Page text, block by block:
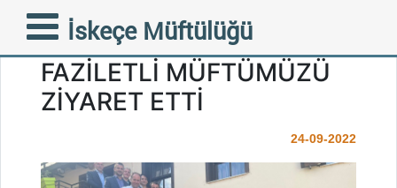
İskeçe Müftülüğü
EDİRNE İMAM HATİP
LİSESİ MEZUNLARI
FAZİLETLİ MÜFTÜMÜZÜ
ZİYARET ETTİ
24-09-2022